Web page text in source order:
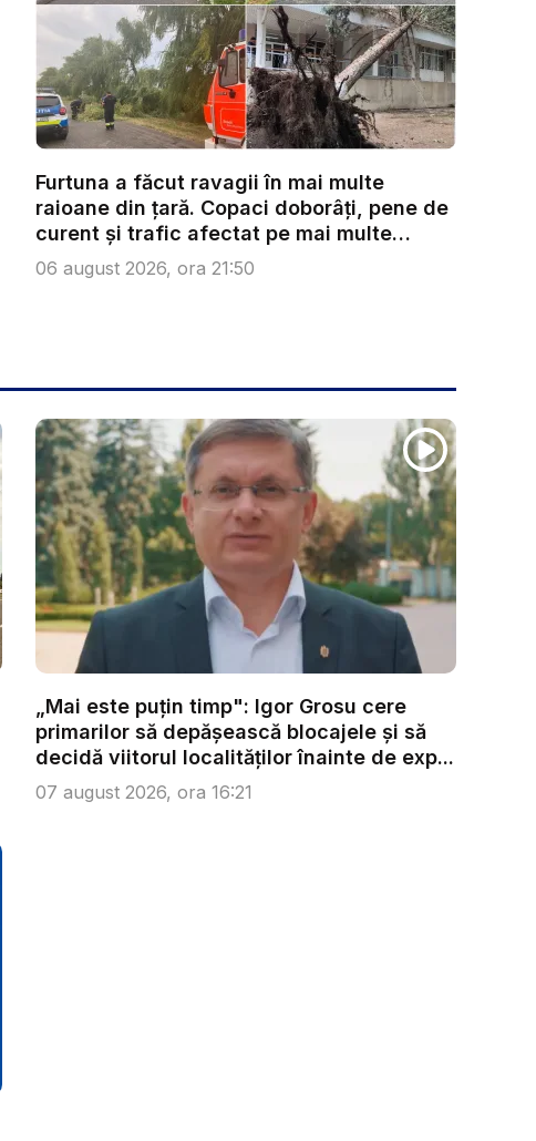
Furtuna a făcut ravagii în mai multe
raioane din țară. Copaci doborâți, pene de
curent și trafic afectat pe mai multe
trase...
06 august 2026, ora 21:50
„Mai este puțin timp": Igor Grosu cere
primarilor să depășească blocajele și să
decidă viitorul localităților înainte de exp...
07 august 2026, ora 16:21